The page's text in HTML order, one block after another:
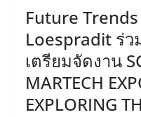
Future Trends
Loespradit ร่ว
เตรียมจัดงาน
MARTECH
EXPLORING